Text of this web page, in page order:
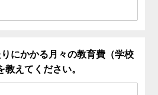
にかかる月々の教育費（学校
えてください。